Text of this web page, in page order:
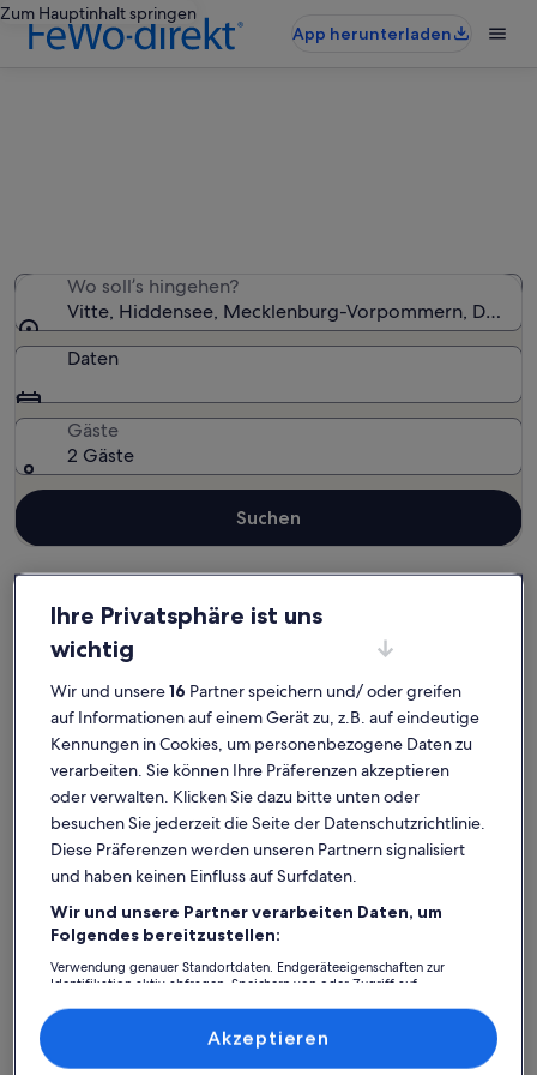
Zum Hauptinhalt springen
App herunterladen
Wo soll’s hingehen?
Vitte, Hiddensee, Mecklenburg-Vorpommern,
Daten
Gäste
2 Gäste
Suchen
Hiddensee Ferienunterkünfte mit Pool in Vitte
Vitte: Entdecke
Ferienunterkünfte mit Pool
Weitere Infos zu Sonnige 2 Zi. Ausruhoase mit Terrasse -
Ihre Privatsphäre ist uns
wichtig
Wir und unsere16 Partner speichern und/ oder greifen
auf Informationen auf einem Gerät zu, z.B. auf eindeutige
Kennungen in Cookies, um personenbezogene Daten zu
verarbeiten. Sie können Ihre Präferenzen akzeptieren
oder verwalten. Klicken Sie dazu bitte unten oder
besuchen Sie jederzeit die Seite der Datenschutzrichtlinie.
Diese Präferenzen werden unseren Partnern signalisiert
und haben keinen Einfluss auf Surfdaten.
Wir und unsere Partner verarbeiten Daten, um
Folgendes bereitzustellen:
Verwendung genauer Standortdaten. Endgeräteeigenschaften zur
Identifikation aktiv abfragen. Speichern von oder Zugriff auf
Inhalte, Messung von Werbeleistung und der Performance von Inhalten,
Zielgruppenforschung sowie Entwicklung und Verbesserung von
Akzeptieren